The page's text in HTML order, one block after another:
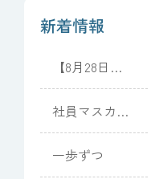
新着情報
【8月28日
（金）開催】
向日葵と夏光
のピアノコン
社員マスカッ
ト(Muscat)
一歩ずつ